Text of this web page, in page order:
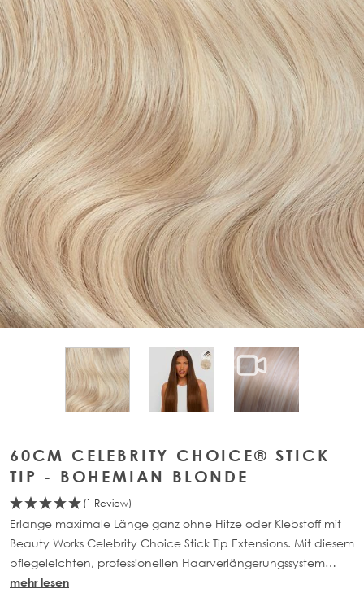
View larger imageView larger imageView larger
60CM CELEBRITY CHOICE® STICK
TIP - BOHEMIAN BLONDE
(1 Review)
Erlange maximale Länge ganz ohne Hitze oder Klebstoff mit
Beauty Works Celebrity Choice Stick Tip Extensions. Mit diesem
pflegeleichten, professionellen Haarverlängerungssystem
kann dem eigenen Haar Länge, Farbe und Volumen
mehr lesen